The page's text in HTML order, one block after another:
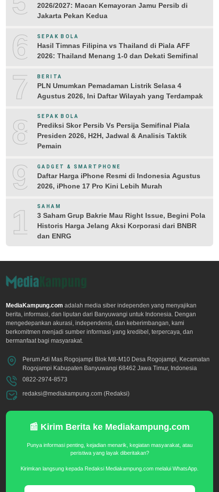
2026/2027: Macan Kemayoran Jamu Persib di
Jakarta Pekan Kedua
6 SEPAK BOLA
Hasil Timnas Filipina vs Thailand di Piala AFF
2026: Thailand Menang 1-0 dan Dekati Semifinal
7 BERITA
PLN Umumkan Pemadaman Listrik Selasa 4
Agustus 2026, Ini Daftar Wilayah yang Terdampak
8 SEPAK BOLA
Prediksi Skor Persib Vs Persija Semifinal Piala
Presiden 2026, H2H, Jadwal & Analisis Taktik
Pemain
9 GADGET & SMARTPHONE
Daftar Harga iPhone Resmi di Indonesia Agustus
2026, iPhone 17 Pro Kini Lebih Murah
10
SAHAM
3 Saham Grup Bakrie Mau Right Issue, Begini Pola
Historis Harga Jelang Aksi Korporasi dari BNBR
dan ENRG
MediaKampung.com adalah media siber independen yang menyajikan
berita, informasi, dan liputan dari Banyuwangi untuk Indonesia. Dengan
mengedepankan akurasi, independensi, dan keberimbangan, kami
berkomitmen menjadi sumber informasi yang kredibel, terpercaya, dan
bermanfaat bagi masyarakat.
Perum Adi Mas Rogojampi Blok M8-M10 Desa Rogojampi, Kecamatan
Rogojampi Kabupaten Banyuwangi 68462 Jawa Timur, Indonesia
0822-2974-8573
redaksi@mediakampung.com (Redaksi)
📰 Kirim Berita ke Mediakampung.com
Punya informasi penting, kejadian menarik, kegiatan masyarakat, atau
peristiwa yang layak diberitakan?
Kirimkan langsung kepada Redaksi Mediakampung.com melalui WhatsApp.